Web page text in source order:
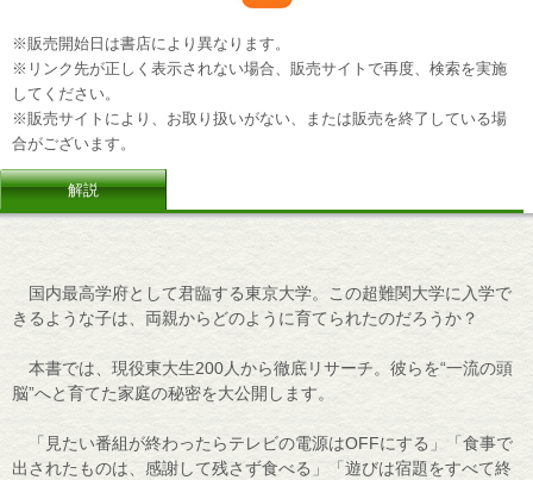
※販売開始日は書店により異なります。
※リンク先が正しく表示されない場合、販売サイトで再度、検索を実施
してください。
※販売サイトにより、お取り扱いがない、または販売を終了している場
合がございます。
解説
国内最高学府として君臨する東京大学。この超難関大学に入学で
きるような子は、両親からどのように育てられたのだろうか？
本書では、現役東大生200人から徹底リサーチ。彼らを“一流の頭
脳”へと育てた家庭の秘密を大公開します。
「見たい番組が終わったらテレビの電源はOFFにする」「食事で
出されたものは、感謝して残さず食べる」「遊びは宿題をすべて終